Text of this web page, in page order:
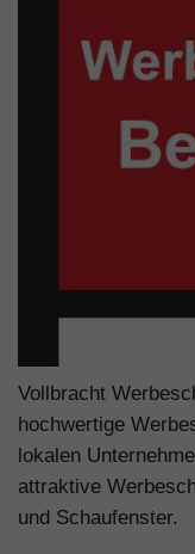
Vollbracht
hochwertige
lokalen
attraktive
und Schaufenster.